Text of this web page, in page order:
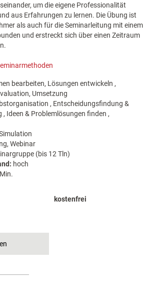
um die eigene Professionalität
aus Erfahrungen zu lernen. Die Übung ist
als auch für die Seminarleitung mit einem
und erstreckt sich über einen Zeitraum
bearbeiten, Lösungen entwickeln ,
Umsetzung
, Entscheidungsfindung &
Ideen & Problemlösungen finden ,
Webinar
(bis 12 Tln)
hoch
kostenfrei